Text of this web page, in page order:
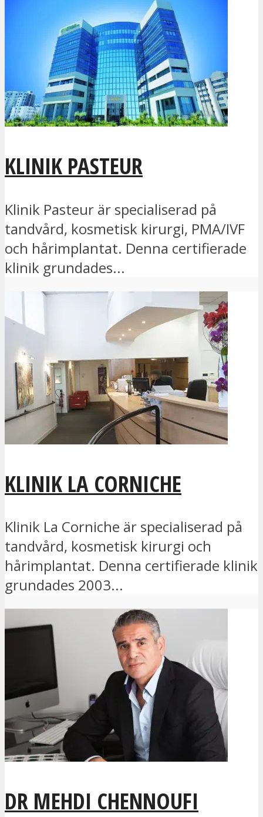
KLINIK PASTEUR
Klinik Pasteur är specialiserad på
tandvård, kosmetisk kirurgi, PMA/IVF
och hårimplantat. Denna certifierade
klinik grundades...
KLINIK LA CORNICHE
Klinik La Corniche är specialiserad på
tandvård, kosmetisk kirurgi och
hårimplantat. Denna certifierade klinik
grundades 2003...
DR MEHDI CHENNOUFI